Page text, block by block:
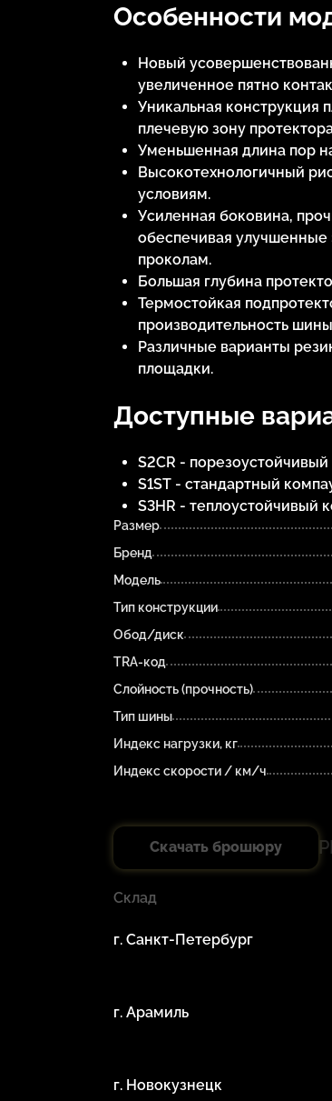
Особенности
Новый
увеличенное пятно
Уникальная конструкция
плечевую зону
Уменьшенная длина пор
Высокотехнологичный
условиям.
Усиленная боковина,
обеспечивая улучшенные
проколам.
Большая глубина
Термостойкая
производительность
Различные варианты
площадки.
Доступные
S2CR -
S1ST - стандартный
S3HR - теплоустойчивый
Размер
Бренд
Модель
Тип конструкции
Обод/диск
TRA-код
Слойность (прочность)
Тип шины
Индекс нагрузки, кг
Индекс скорости / км/ч
Скачать брошюру
Склад
г. Санкт-Петербург
г. Арамиль
г. Новокузнецк